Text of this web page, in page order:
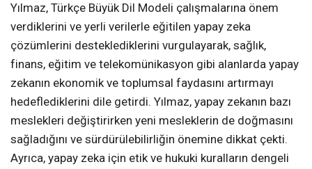
Yılmaz, Türkçe Büyük Dil Modeli çalışmalarına önem
verdiklerini ve yerli verilerle eğitilen yapay zeka
çözümlerini desteklediklerini vurgulayarak, sağlık,
finans, eğitim ve telekomünikasyon gibi alanlarda yapay
zekanın ekonomik ve toplumsal faydasını artırmayı
hedeflediklerini dile getirdi. Yılmaz, yapay zekanın bazı
meslekleri değiştirirken yeni mesleklerin de doğmasını
sağladığını ve sürdürülebilirliğin önemine dikkat çekti.
Ayrıca, yapay zeka için etik ve hukuki kuralların dengeli